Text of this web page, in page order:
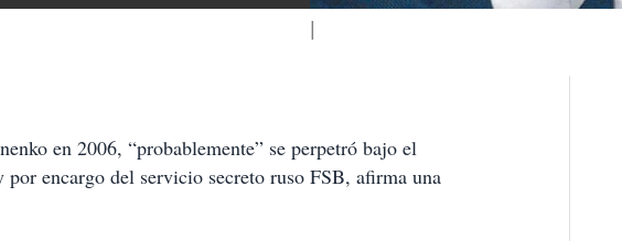
en 2006, “probablemente” se perpetró bajo el
encargo del servicio secreto ruso FSB, afirma una